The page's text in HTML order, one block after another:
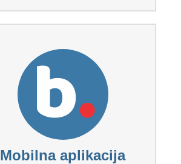
Mobilna aplikacija